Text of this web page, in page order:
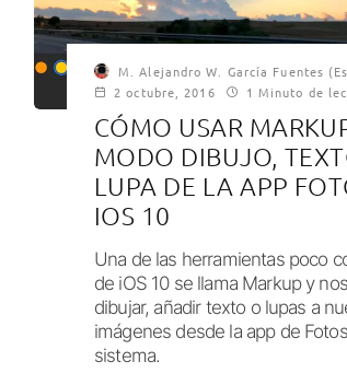
M. Alejandro W. García Fuentes
2 octubre, 2016
1 Minuto de
CÓMO USAR
MODO DIBUJO,
LUPA DE LA APP
IOS 10
Una de las herramientas poco
de iOS 10 se llama Markup y
dibujar, añadir texto o lupas a
imágenes desde la app de
sistema.